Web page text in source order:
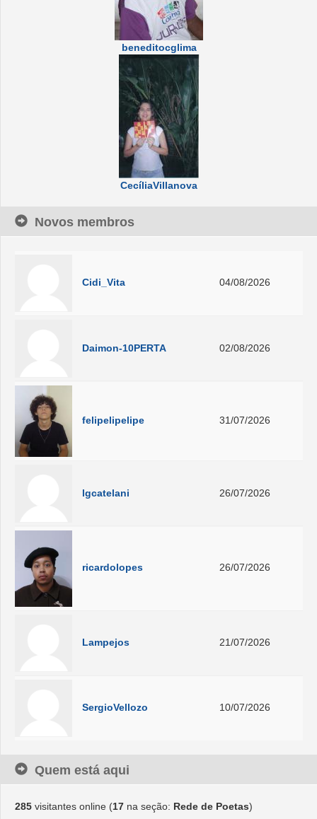
beneditocglima
CecíliaVillanova
Novos membros
Cidi_Vita 04/08/2026
Daimon-10PERTA 02/08/2026
felipelipelipe 31/07/2026
lgcatelani 26/07/2026
ricardolopes 26/07/2026
Lampejos 21/07/2026
SergioVellozo 10/07/2026
Quem está aqui
285 visitantes online (17 na seção: Rede de Poetas)